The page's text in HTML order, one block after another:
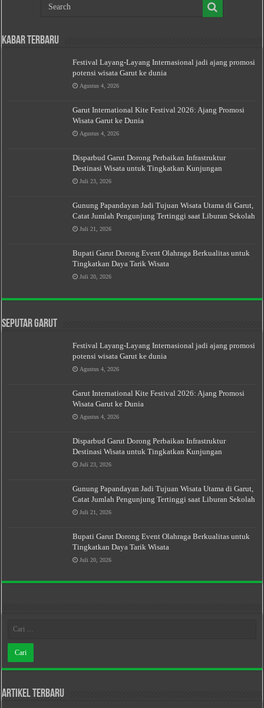
Kabar Terbaru
Festival Layang-Layang Internasional jadi ajang promosi
potensi wisata Garut ke dunia
Agustus 4, 2026
Garut International Kite Festival 2026: Ajang Promosi
Wisata Garut ke Dunia
Agustus 4, 2026
Disparbud Garut Dorong Perbaikan Infrastruktur
Destinasi Wisata untuk Tingkatkan Kunjungan
Juli 23, 2026
Gunung Papandayan Jadi Tujuan Wisata Utama di Garut,
Catat Jumlah Pengunjung Tertinggi saat Liburan Sekolah
Juli 21, 2026
Bupati Garut Dorong Event Olahraga Berkualitas untuk
Tingkatkan Daya Tarik Wisata
Juli 20, 2026
Seputar Garut
Festival Layang-Layang Internasional jadi ajang promosi
potensi wisata Garut ke dunia
Agustus 4, 2026
Garut International Kite Festival 2026: Ajang Promosi
Wisata Garut ke Dunia
Agustus 4, 2026
Disparbud Garut Dorong Perbaikan Infrastruktur
Destinasi Wisata untuk Tingkatkan Kunjungan
Juli 23, 2026
Gunung Papandayan Jadi Tujuan Wisata Utama di Garut,
Catat Jumlah Pengunjung Tertinggi saat Liburan Sekolah
Juli 21, 2026
Bupati Garut Dorong Event Olahraga Berkualitas untuk
Tingkatkan Daya Tarik Wisata
Juli 20, 2026
Artikel Terbaru